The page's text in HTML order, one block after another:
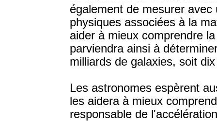
également de mesurer
physiques associées à la
aider à mieux comprendre
parviendra ainsi à
milliards de galaxies, soit
Les astronomes espèrent
les aidera à mieux
responsable de